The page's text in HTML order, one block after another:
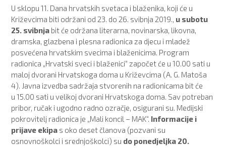
U sklopu 11. Dana hrvatskih svetaca i blaženika, koji će u
Križevcima biti održani od 23. do 26. svibnja 2019., u subotu
25. svibnja bit će održana literarna, novinarska, likovna,
dramska, glazbena i plesna radionica za djecu i mladež
posvećena hrvatskim svecima i blaženicima. Program
radionica „Hrvatski sveci i blaženici“ započet će u 10.00 sati u
maloj dvorani Hrvatskoga doma u Križevcima (A. G. Matoša
4). Javna izvedba sadržaja stvorenih na radionicama bit će
u 15.00 sati u velikoj dvorani Hrvatskoga doma. Sav potreban
pribor, ručak i ugodno radno ozračje, osigurani su. Medijski
pokrovitelj radionica je „Mali koncil – MAK“. Informacije i
prijave ekipa s oko deset članova (pozvani su
osnovnoškolci i srednjoškolci) su do ponedjeljka 20.